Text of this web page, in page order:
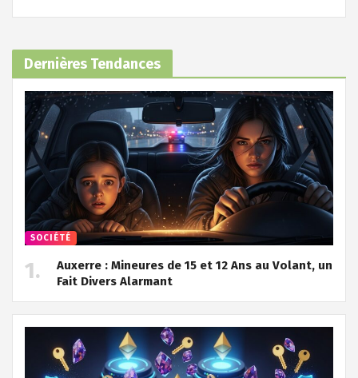
Dernières Tendances
SOCIÉTÉ
Auxerre : Mineures de 15 et 12 Ans au Volant, un
Fait Divers Alarmant